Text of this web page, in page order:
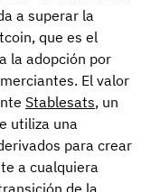
a superar la
que es el
la adopción por
El valor
Stablesats, un
utiliza una
para crear
a cualquiera
de la